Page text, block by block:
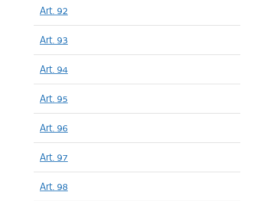
Art. 92
Art. 93
Art. 94
Art. 95
Art. 96
Art. 97
Art. 98